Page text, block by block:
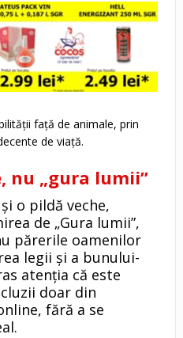
față de animale, prin
de viață.
nu „gura lumii”
o pildă veche,
de „Gura lumii”,
părerile oamenilor
legii și a bunului-
atenția că este
doar din
fără a se